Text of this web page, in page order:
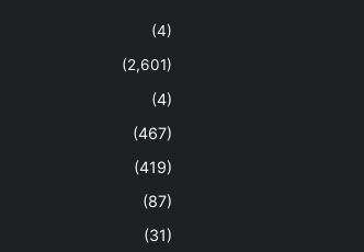
(4)
(2,601)
(4)
(467)
(419)
(87)
(31)